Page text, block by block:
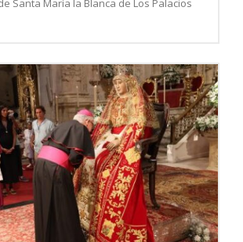
Santa María la Blanca de Los Palacios